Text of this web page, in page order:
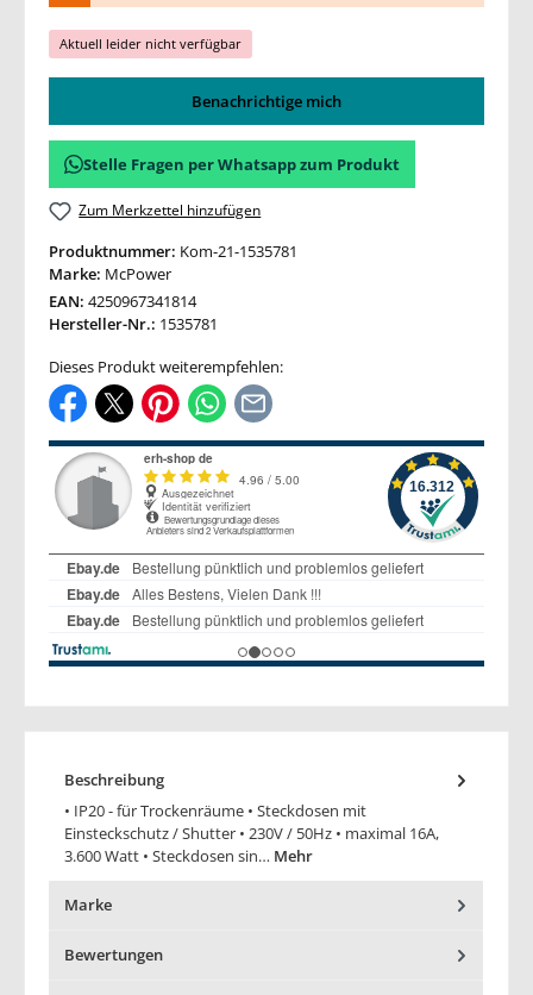
Aktuell leider nicht verfügbar
Benachrichtige mich
Stelle Fragen per Whatsapp zum Produkt
Zum Merkzettel hinzufügen
Produktnummer: Kom-21-1535781
Marke: McPower
EAN: 4250967341814
Hersteller-Nr.: 1535781
Dieses Produkt weiterempfehlen:
Beschreibung
• IP20 - für Trockenräume • Steckdosen mit
Einsteckschutz / Shutter • 230V / 50Hz • maximal 16A,
3.600 Watt • Steckdosen sin… Mehr
Marke
Bewertungen